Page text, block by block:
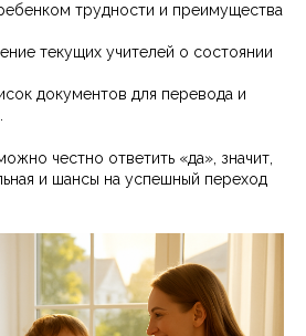
трудности и преимущества
текущих учителей о состоянии
документов для перевода и
честно ответить «да», значит,
и шансы на успешный переход